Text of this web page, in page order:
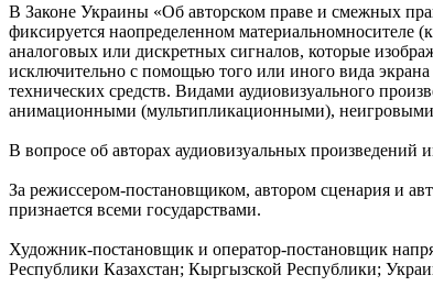
В Законе Украины «Об авторском праве и смежных
фиксируется наопределенном материальномносителе
аналоговых или дискретных сигналов, которые
исключительно с помощью того или иного вида
технических средств. Видами аудиовизуального
анимационными (мультипликационными),
В вопросе об авторах аудиовизуальных произведений
За режиссером-постановщиком, автором сценария и
признается всеми государствами.
Художник-постановщик и оператор-постановщик
Республики Казахстан; Кыргызской Республики;